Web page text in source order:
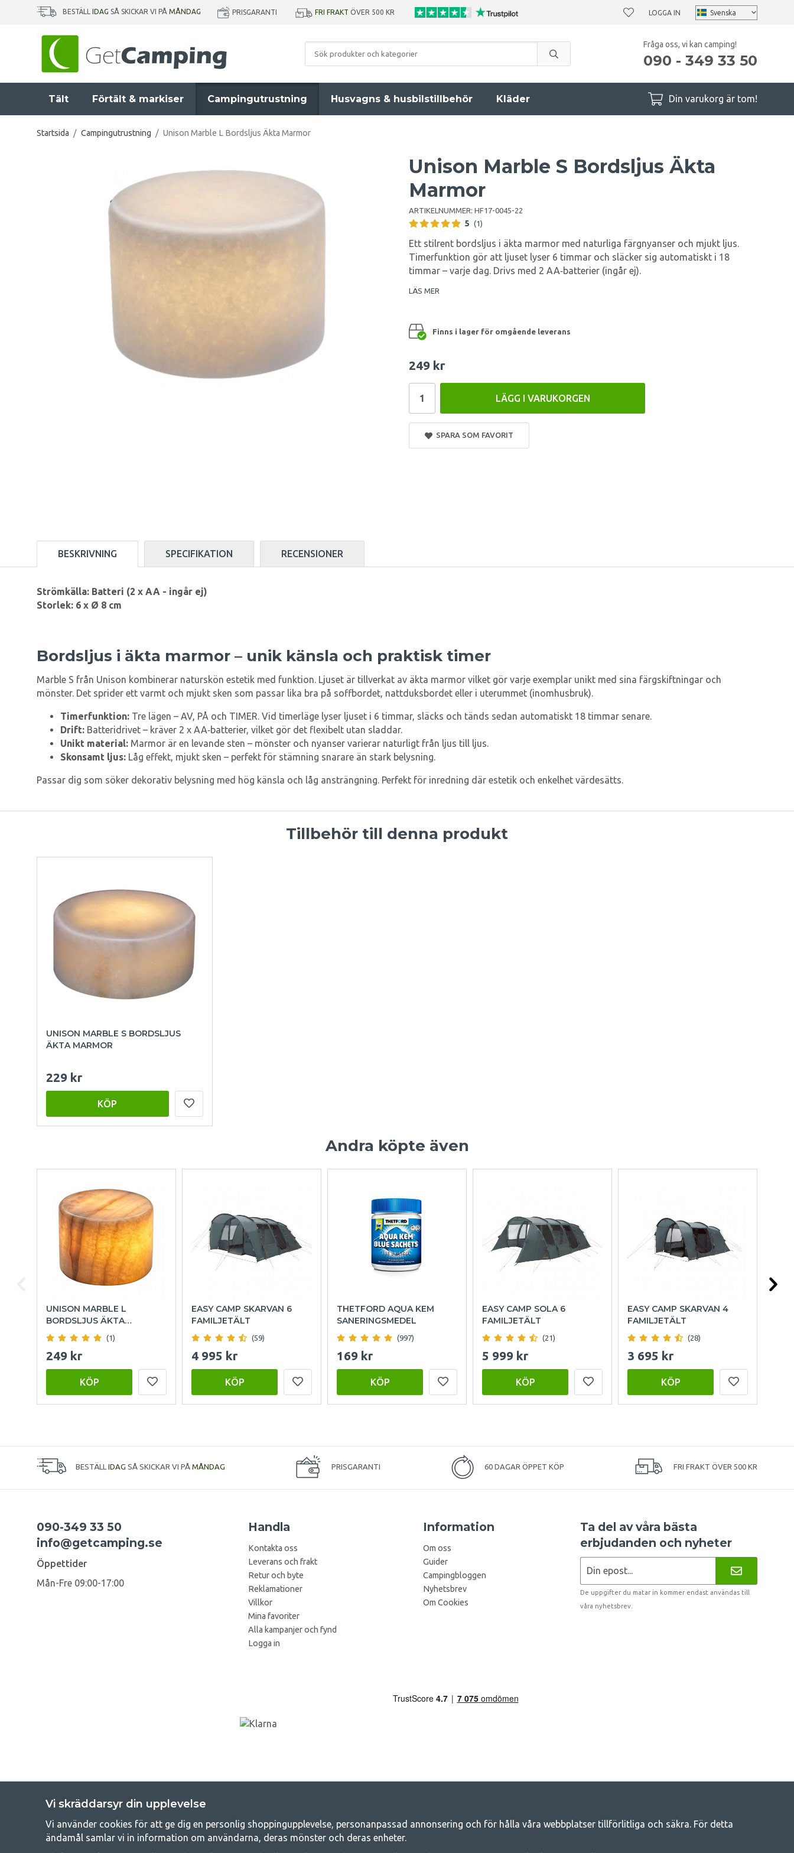
BESTÄLL IDAG SÅ SKICKAR VI PÅ MÅNDAG PRISGARANTI FRI FRAKT ÖVER 500 KR LOGGA IN
Fråga oss, vi kan camping!
090 - 349 33 50
Tält Förtält & markiser Campingutrustning Husvagns & husbilstillbehör Kläder Din varukorg är tom!
Startsida / Campingutrustning / Unison Marble L Bordsljus Äkta Marmor
Unison Marble S Bordsljus Äkta
Marmor
ARTIKELNUMMER: HF17-0045-22
5 (1)
Ett stilrent bordsljus i äkta marmor med naturliga färgnyanser och mjukt ljus.
Timerfunktion gör att ljuset lyser 6 timmar och släcker sig automatiskt i 18
timmar – varje dag. Drivs med 2 AA‑batterier (ingår ej).
LÄS MER
Finns i lager för omgående leverans
249 kr
LÄGG I VARUKORGEN
SPARA SOM FAVORIT
BESKRIVNING SPECIFIKATION RECENSIONER
Strömkälla: Batteri (2 x AA - ingår ej)
Storlek: 6 x Ø 8 cm
Bordsljus i äkta marmor – unik känsla och praktisk timer
Marble S från Unison kombinerar naturskön estetik med funktion. Ljuset är tillverkat av äkta marmor vilket gör varje exemplar unikt med sina färgskiftningar och
mönster. Det sprider ett varmt och mjukt sken som passar lika bra på soffbordet, nattduksbordet eller i uterummet (inomhusbruk).
Timerfunktion: Tre lägen – AV, PÅ och TIMER. Vid timerläge lyser ljuset i 6 timmar, släcks och tänds sedan automatiskt 18 timmar senare.
Drift: Batteridrivet – kräver 2 x AA‑batterier, vilket gör det flexibelt utan sladdar.
Unikt material: Marmor är en levande sten – mönster och nyanser varierar naturligt från ljus till ljus.
Skonsamt ljus: Låg effekt, mjukt sken – perfekt för stämning snarare än stark belysning.
Passar dig som söker dekorativ belysning med hög känsla och låg ansträngning. Perfekt för inredning där estetik och enkelhet värdesätts.
Tillbehör till denna produkt
UNISON MARBLE S BORDSLJUS
ÄKTA MARMOR
229 kr
KÖP
Andra köpte även
UNISON MARBLE L
BORDSLJUS ÄKTA
MARMOR
(1)
249 kr
KÖP
EASY CAMP SKARVAN 6
FAMILJETÄLT
(59)
4 995 kr
KÖP
THETFORD AQUA KEM
SANERINGSMEDEL
(997)
169 kr
KÖP
EASY CAMP SOLA 6
FAMILJETÄLT
(21)
5 999 kr
KÖP
EASY CAMP SKARVAN 4
FAMILJETÄLT
(28)
3 695 kr
KÖP
BESTÄLL IDAG SÅ SKICKAR VI PÅ MÅNDAG PRISGARANTI 60 DAGAR ÖPPET KÖP FRI FRAKT ÖVER 500 KR
090-349 33 50
info@getcamping.se
Öppettider
Mån-Fre 09:00-17:00
Handla
Kontakta oss
Leverans och frakt
Retur och byte
Reklamationer
Villkor
Mina favoriter
Alla kampanjer och fynd
Logga in
Information
Om oss
Guider
Campingbloggen
Nyhetsbrev
Om Cookies
Ta del av våra bästa
erbjudanden och nyheter
De uppgifter du matar in kommer endast användas till
våra nyhetsbrev.
GetCamping.se - Din butik för camping och uteliv
Vi skräddarsyr din upplevelse
Vi använder cookies för att ge dig en personlig shoppingupplevelse, personanpassad annonsering och för hålla våra webbplatser tillförlitliga och säkra. För detta
ändamål samlar vi in information om användarna, deras mönster och deras enheter.